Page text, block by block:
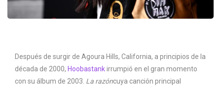
Después de surgir de Agoura Hills, California, a principios de la
década de 2000, Hoobastankirrumpió en el gran momento
con su álbum de 2003. La razóncuya canción principal